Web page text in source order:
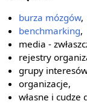
burza mózgów,
benchmarking,
media -
rejestry
grupy
organizacje,
własne i cudze